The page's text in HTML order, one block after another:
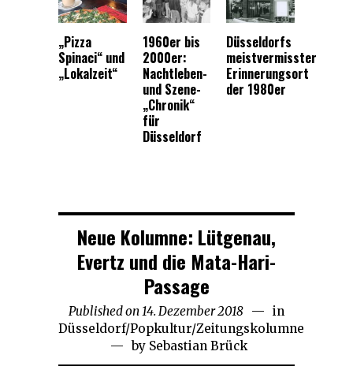
„Pizza
Spinaci“ und
„Lokalzeit“
1960er bis
2000er:
Nachtleben-
und Szene-
„Chronik“
für
Düsseldorf
Düsseldorfs
meistvermisster
Erinnerungsort
der 1980er
Neue Kolumne: Lütgenau,
Evertz und die Mata-Hari-
Passage
Published on 14. Dezember 2018 19.
Dezember
2018
in
Düsseldorf/Popkultur/Zeitungskolumne
by Sebastian Brück